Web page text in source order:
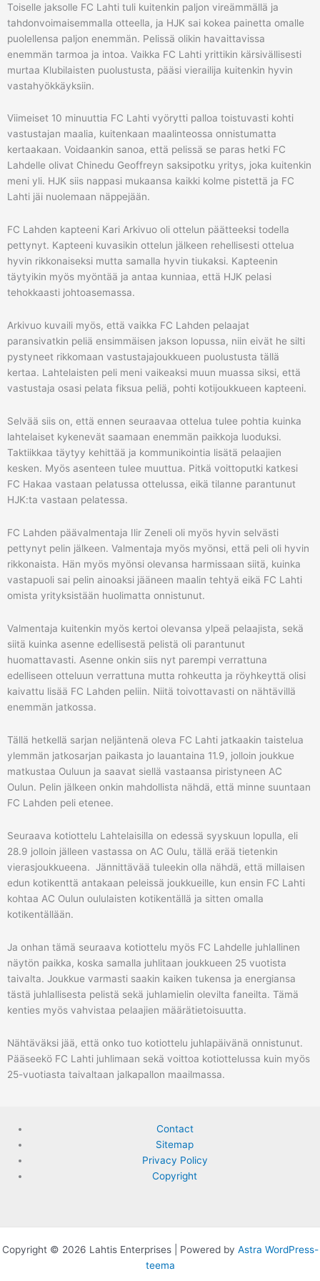
Toiselle jaksolle FC Lahti tuli kuitenkin paljon vireämmällä ja
tahdonvoimaisemmalla otteella, ja HJK sai kokea painetta omalle
puolellensa paljon enemmän. Pelissä olikin havaittavissa
enemmän tarmoa ja intoa. Vaikka FC Lahti yrittikin kärsivällisesti
murtaa Klubilaisten puolustusta, pääsi vierailija kuitenkin hyvin
vastahyökkäyksiin.
Viimeiset 10 minuuttia FC Lahti vyörytti palloa toistuvasti kohti
vastustajan maalia, kuitenkaan maalinteossa onnistumatta
kertaakaan. Voidaankin sanoa, että pelissä se paras hetki FC
Lahdelle olivat Chinedu Geoffreyn saksipotku yritys, joka kuitenkin
meni yli. HJK siis nappasi mukaansa kaikki kolme pistettä ja FC
Lahti jäi nuolemaan näppejään.
FC Lahden kapteeni Kari Arkivuo oli ottelun päätteeksi todella
pettynyt. Kapteeni kuvasikin ottelun jälkeen rehellisesti ottelua
hyvin rikkonaiseksi mutta samalla hyvin tiukaksi. Kapteenin
täytyikin myös myöntää ja antaa kunniaa, että HJK pelasi
tehokkaasti johtoasemassa.
Arkivuo kuvaili myös, että vaikka FC Lahden pelaajat
paransivatkin peliä ensimmäisen jakson lopussa, niin eivät he silti
pystyneet rikkomaan vastustajajoukkueen puolustusta tällä
kertaa. Lahtelaisten peli meni vaikeaksi muun muassa siksi, että
vastustaja osasi pelata fiksua peliä, pohti kotijoukkueen kapteeni.
Selvää siis on, että ennen seuraavaa ottelua tulee pohtia kuinka
lahtelaiset kykenevät saamaan enemmän paikkoja luoduksi.
Taktiikkaa täytyy kehittää ja kommunikointia lisätä pelaajien
kesken. Myös asenteen tulee muuttua. Pitkä voittoputki katkesi
FC Hakaa vastaan pelatussa ottelussa, eikä tilanne parantunut
HJK:ta vastaan pelatessa.
FC Lahden päävalmentaja Ilir Zeneli oli myös hyvin selvästi
pettynyt pelin jälkeen. Valmentaja myös myönsi, että peli oli hyvin
rikkonaista. Hän myös myönsi olevansa harmissaan siitä, kuinka
vastapuoli sai pelin ainoaksi jääneen maalin tehtyä eikä FC Lahti
omista yrityksistään huolimatta onnistunut.
Valmentaja kuitenkin myös kertoi olevansa ylpeä pelaajista, sekä
siitä kuinka asenne edellisestä pelistä oli parantunut
huomattavasti. Asenne onkin siis nyt parempi verrattuna
edelliseen otteluun verrattuna mutta rohkeutta ja röyhkeyttä olisi
kaivattu lisää FC Lahden peliin. Niitä toivottavasti on nähtävillä
enemmän jatkossa.
Tällä hetkellä sarjan neljäntenä oleva FC Lahti jatkaakin taistelua
ylemmän jatkosarjan paikasta jo lauantaina 11.9, jolloin joukkue
matkustaa Ouluun ja saavat siellä vastaansa piristyneen AC
Oulun. Pelin jälkeen onkin mahdollista nähdä, että minne suuntaan
FC Lahden peli etenee.
Seuraava kotiottelu Lahtelaisilla on edessä syyskuun lopulla, eli
28.9 jolloin jälleen vastassa on AC Oulu, tällä erää tietenkin
vierasjoukkueena. Jännittävää tuleekin olla nähdä, että millaisen
edun kotikenttä antakaan peleissä joukkueille, kun ensin FC Lahti
kohtaa AC Oulun oululaisten kotikentällä ja sitten omalla
kotikentällään.
Ja onhan tämä seuraava kotiottelu myös FC Lahdelle juhlallinen
näytön paikka, koska samalla juhlitaan joukkueen 25 vuotista
taivalta. Joukkue varmasti saakin kaiken tukensa ja energiansa
tästä juhlallisesta pelistä sekä juhlamielin olevilta faneilta. Tämä
kenties myös vahvistaa pelaajien määrätietoisuutta.
Nähtäväksi jää, että onko tuo kotiottelu juhlapäivänä onnistunut.
Pääseekö FC Lahti juhlimaan sekä voittoa kotiottelussa kuin myös
25-vuotiasta taivaltaan jalkapallon maailmassa.
Contact
Sitemap
Privacy Policy
Copyright
Copyright © 2026 Lahtis Enterprises | Powered by Astra WordPress-
teema